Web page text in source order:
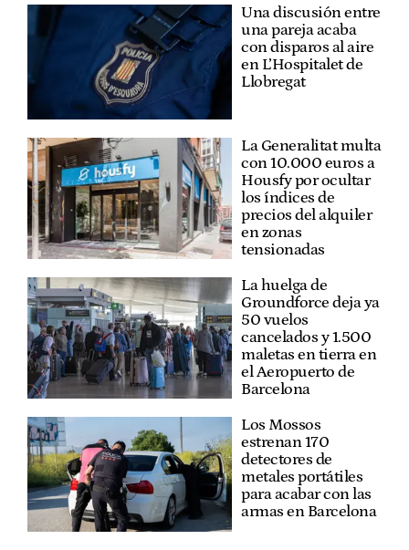
Una discusión entre
una pareja acaba
con disparos al aire
en L’Hospitalet de
Llobregat
La Generalitat multa
con 10.000 euros a
Housfy por ocultar
los índices de
precios del alquiler
en zonas
tensionadas
La huelga de
Groundforce deja ya
50 vuelos
cancelados y 1.500
maletas en tierra en
el Aeropuerto de
Barcelona
Los Mossos
estrenan 170
detectores de
metales portátiles
para acabar con las
armas en Barcelona